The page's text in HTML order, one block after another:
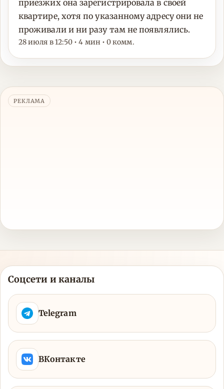
приезжих она зарегистрировала в своей
квартире, хотя по указанному адресу они не
проживали и ни разу там не появлялись.
28 июля в 12:50 • 4 мин • 0 комм.
РЕКЛАМА
Соцсети и каналы
Telegram
ВКонтакте